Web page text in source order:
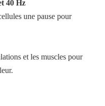
et les muscles pour